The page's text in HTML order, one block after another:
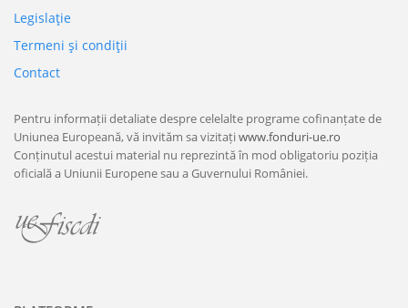
Legislaţie
Termeni şi condiţii
Contact
Pentru informații detaliate despre celelalte programe cofinanțate de
Uniunea Europeană, vă invităm sa vizitațiwww.fonduri-ue.ro
Conținutul acestui material nu reprezintă în mod obligatoriu poziția
oficială a Uniunii Europene sau a Guvernului României.